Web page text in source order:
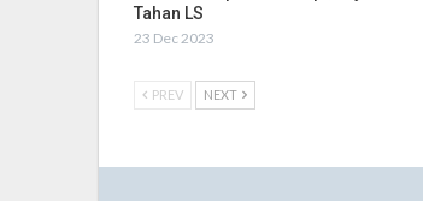
Tahan LS
23 Dec 2023
PREV NEXT